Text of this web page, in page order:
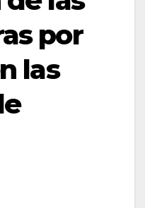
por
las